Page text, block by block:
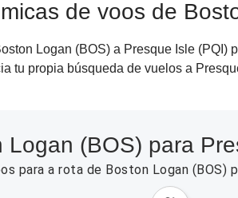
de voos de
Logan (BOS) a Presque Isle
tu propia búsqueda de vuelos a
(BOS) para
para a rota de Boston Logan